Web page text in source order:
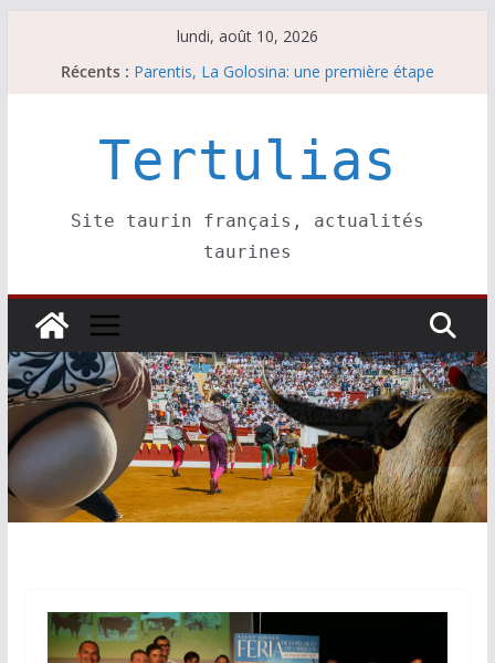
lundi, août 10, 2026
Récents : Parentis, La Golosina: une première étape
Les brèves du dimanche 9 août
Coup de foudre à Soustons
Tertulias
Site taurin français, actualités
taurines